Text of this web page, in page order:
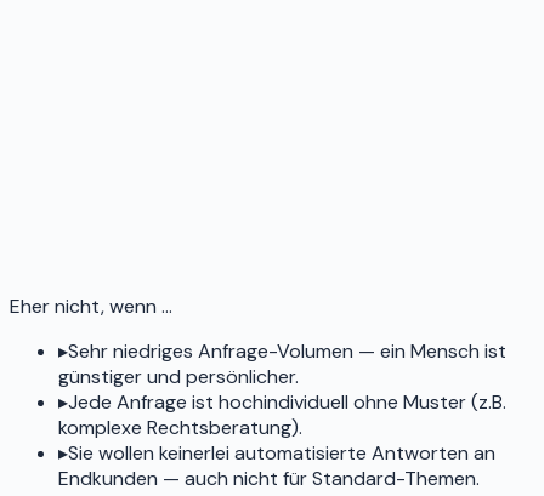
Eher nicht, wenn …
▸Sehr niedriges Anfrage-Volumen — ein Mensch ist
günstiger und persönlicher.
▸Jede Anfrage ist hochindividuell ohne Muster (z.B.
komplexe Rechtsberatung).
▸Sie wollen keinerlei automatisierte Antworten an
Endkunden — auch nicht für Standard-Themen.